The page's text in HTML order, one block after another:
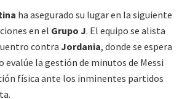
ha asegurado su lugar en la siguiente
en el Grupo J. El equipo se alista
contra Jordania, donde se espera
evalúe la gestión de minutos de Messi
física ante los inminentes partidos